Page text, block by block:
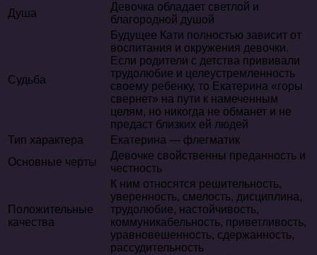
Душа
Девочка обладает светлой и
благородной душой
Судьба
Будущее Кати полностью зависит от
воспитания и окружения девочки.
Если родители с детства прививали
трудолюбие и целеустремленность
своему ребенку, то Екатерина «горы
свернет» на пути к намеченным
целям, но никогда не обманет и не
предаст близких ей людей
Тип характера
Екатерина — флегматик
Основные черты
Девочке свойственны преданность и
честность
Положительные
качества
К ним относятся решительность,
уверенность, смелость, дисциплина,
трудолюбие, настойчивость,
коммуникабельность, приветливость,
уравновешенность, сдержанность,
рассудительность